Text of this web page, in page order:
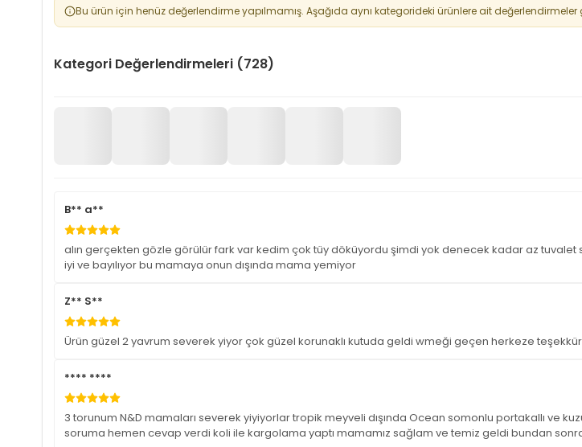
Bu ürün için henüz değerlendirme yapılmamış. Aşağıda aynı kategorideki ürünlere ait değerlendirmeler
Kategori Değerlendirmeleri (728)
B** a**
alın gerçekten gözle görülür fark var kedim çok tüy döküyordu şimdi yok denecek kadar az tuvalet
iyi ve bayılıyor bu mamaya onun dışında mama yemiyor
Z** S**
Ürün güzel 2 yavrum severek yiyor çok güzel korunaklı kutuda geldi wmeği geçen herkeze
**** ****
3 torunum N&D mamaları severek yiyiyorlar tropik meyveli dışında Ocean somonlu portakallı ve
soruma hemen cevap verdi koli ile kargolama yaptı mamamız sağlam ve temiz geldi bundan sonra